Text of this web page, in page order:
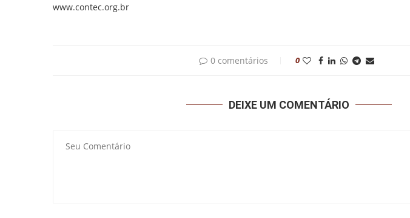
www.contec.org.br
0 comentários 0
DEIXE UM COMENTÁRIO